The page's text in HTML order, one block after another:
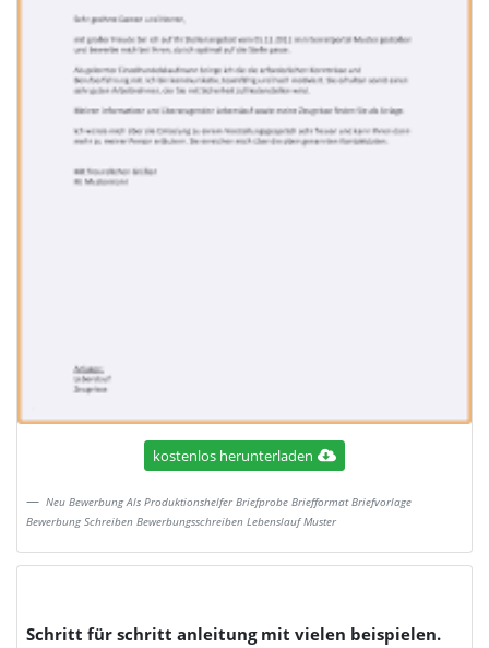
kostenlos herunterladen
Neu Bewerbung Als Produktionshelfer Briefprobe Briefformat Briefvorlage
Bewerbung Schreiben Bewerbungsschreiben Lebenslauf Muster
Schritt für schritt anleitung mit vielen beispielen.